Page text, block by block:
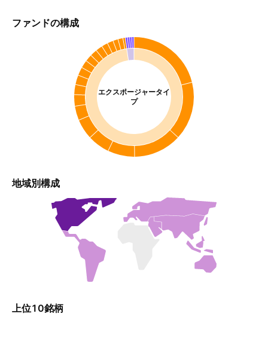
ファンドの構成
エクスポージャータイ
プ
地域別構成
上位10銘柄